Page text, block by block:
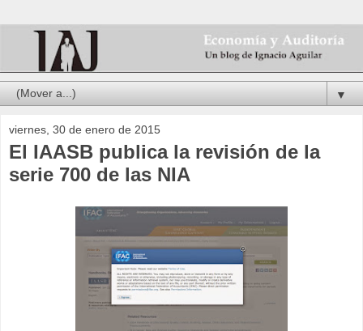
▼
viernes, 30 de enero de 2015
El IAASB publica la revisión de la
serie 700 de las NIA